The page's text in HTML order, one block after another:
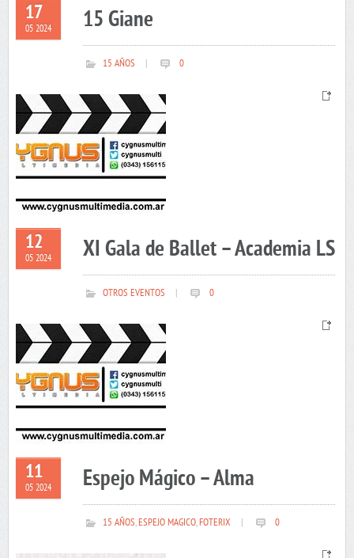
17
05 2024 15 Giane
15 AÑOS 0
12
05 2024 XI Gala de Ballet – Academia LS
OTROS EVENTOS 0
11
05 2024 Espejo Mágico – Alma
15 AÑOS,ESPEJO MAGICO,FOTERIX 0